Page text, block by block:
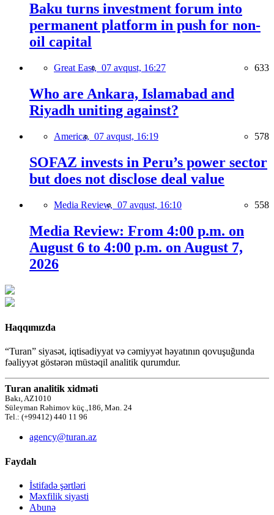
Baku turns investment forum into
permanent platform in push for non-
oil capital
Great East, 07 avqust, 16:27 633
Who are Ankara, Islamabad and
Riyadh uniting against?
America, 07 avqust, 16:19 578
SOFAZ invests in Peru’s power sector
but does not disclose deal value
Media Review, 07 avqust, 16:10 558
Media Review: From 4:00 p.m. on
August 6 to 4:00 p.m. on August 7,
2026
Haqqımızda
“Turan” siyasət, iqtisadiyyat və cəmiyyət həyatının qovuşuğunda
fəaliyyət göstərən müstəqil analitik qurumdur.
Turan analitik xidməti
Bakı, AZ1010
Süleyman Rəhimov küç.,186, Mən. 24
Tel.: (+99412) 440 11 96
agency@turan.az
Faydalı
İstifadə şərtləri
Məxfilik siyasti
Abunə